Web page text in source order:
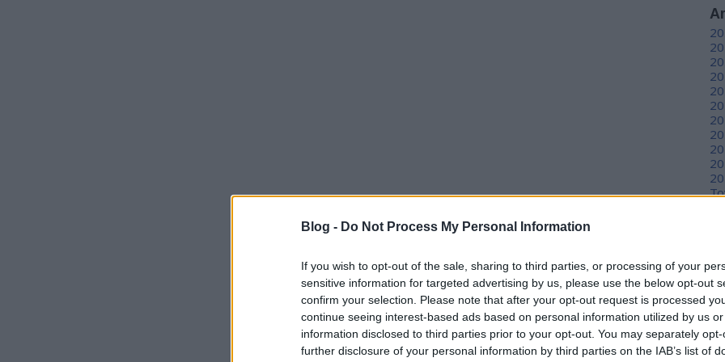
Blog - Do Not Process My Personal Information
If you wish to opt-out of the sale, sharing to third parties, or processing of your
sensitive information for targeted advertising by us, please use the below opt-out
confirm your selection. Please note that after your opt-out request is processed
continue seeing interest-based ads based on personal information utilized by us
information disclosed to third parties prior to your opt-out. You may separately
further disclosure of your personal information by third parties on the IAB’s list of
(